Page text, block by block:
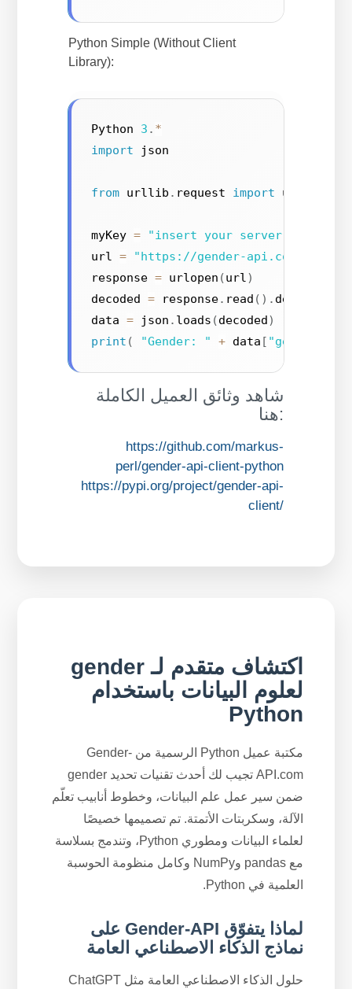
Python Simple (Without Client
Library):
Python 3 . *
import json
from urllib . request import urlopen
myKey =
"insert your server key here"
url =
"https://gender-api.com/
response = urlopen (url)
decoded = response. read ( ) . decode
data = json . loads (decoded)
print ( "Gender: " + data [ "gender"
شاهد وثائق العميل الكاملة
هنا:
https://github.com/markus-
perl/gender-api-client-python
https://pypi.org/project/gender-api-
client/
اكتشاف متقدم لـ gender
لعلوم البيانات باستخدام
Python
مكتبة عميل Python الرسمية من Gender-
API.com تجيب لك أحدث تقنيات تحديد gender
ضمن سير عمل علم البيانات، وخطوط أنابيب تعلّم
الآلة، وسكربتات الأتمتة. تم تصميمها خصيصًا
لعلماء البيانات ومطوري Python، وتندمج بسلاسة
مع pandas وNumPy وكامل منظومة الحوسبة
العلمية في Python.
لماذا يتفوّق Gender-API على
نماذج الذكاء الاصطناعي العامة
حلول الذكاء الاصطناعي العامة مثل ChatGPT